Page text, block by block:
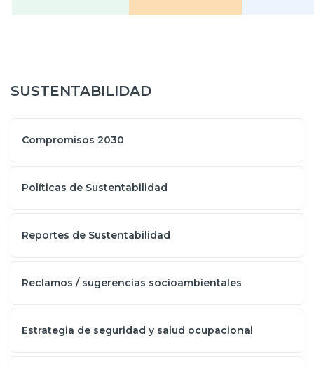
SUSTENTABILIDAD
Compromisos 2030
Políticas de Sustentabilidad
Reportes de Sustentabilidad
Reclamos / sugerencias socioambientales
Estrategia de seguridad y salud ocupacional